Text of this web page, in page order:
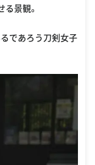
景観。
であろう刀剣女子